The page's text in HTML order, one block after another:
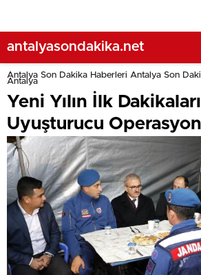
antalyasondakika.net
Antalya Son Dakika Haberleri Antalya Son
Antalya
Yeni Yılın İlk
Uyuşturucu